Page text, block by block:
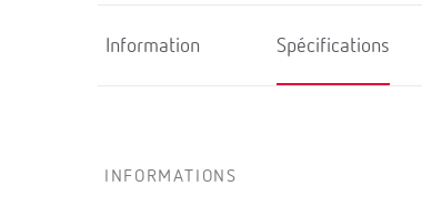
Information Spécifications
INFORMATIONS